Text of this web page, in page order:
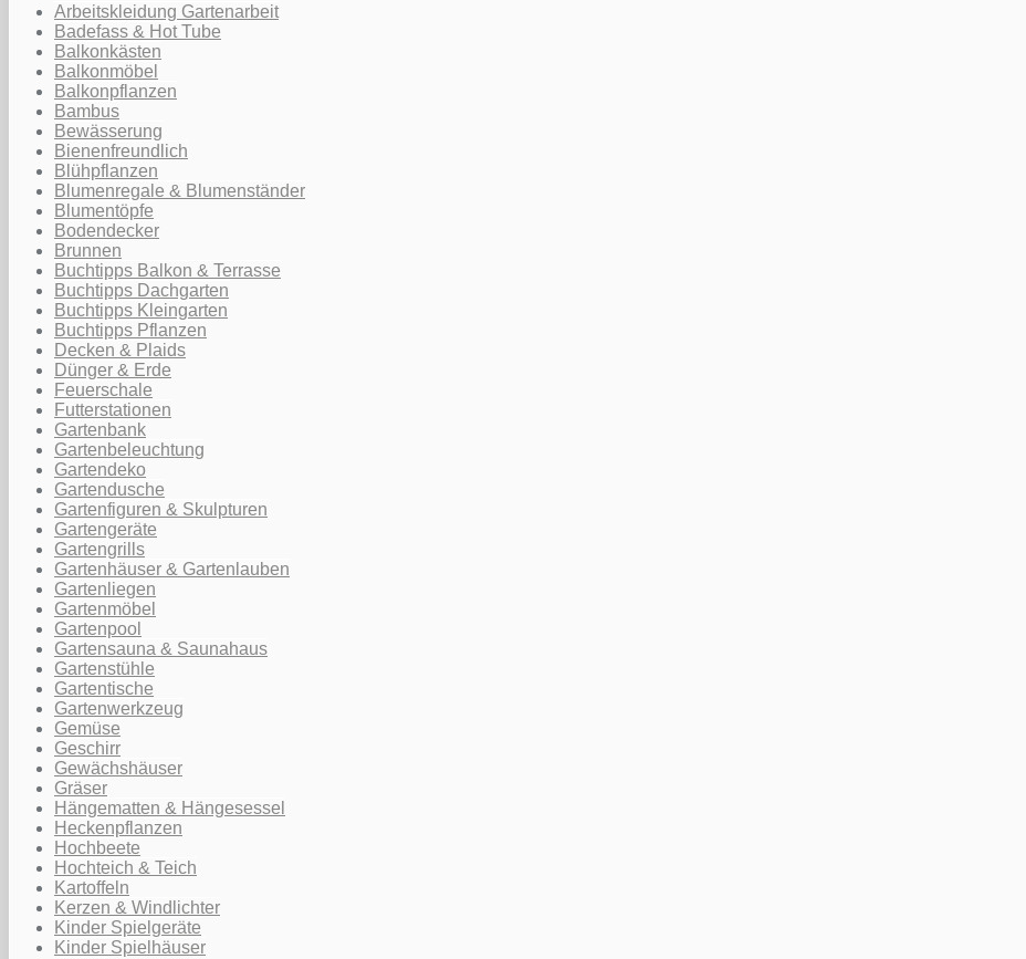
Arbeitskleidung Gartenarbeit
Badefass & Hot Tube
Balkonkästen
Balkonmöbel
Balkonpflanzen
Bambus
Bewässerung
Bienenfreundlich
Blühpflanzen
Blumenregale & Blumenständer
Blumentöpfe
Bodendecker
Brunnen
Buchtipps Balkon & Terrasse
Buchtipps Dachgarten
Buchtipps Kleingarten
Buchtipps Pflanzen
Decken & Plaids
Dünger & Erde
Feuerschale
Futterstationen
Gartenbank
Gartenbeleuchtung
Gartendeko
Gartendusche
Gartenfiguren & Skulpturen
Gartengeräte
Gartengrills
Gartenhäuser & Gartenlauben
Gartenliegen
Gartenmöbel
Gartenpool
Gartensauna & Saunahaus
Gartenstühle
Gartentische
Gartenwerkzeug
Gemüse
Geschirr
Gewächshäuser
Gräser
Hängematten & Hängesessel
Heckenpflanzen
Hochbeete
Hochteich & Teich
Kartoffeln
Kerzen & Windlichter
Kinder Spielgeräte
Kinder Spielhäuser